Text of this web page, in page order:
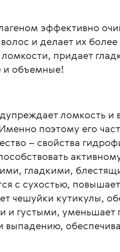
эффективно
и делает их
придает
и объемные!
ломкость и
поэтому его
– свойства
гладкими,
с сухостью, повышает
чешуйки кутикулы,
и густыми, уменьшает
выпадению,